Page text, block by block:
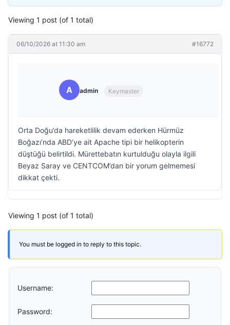
Viewing 1 post (of 1 total)
06/10/2026 at 11:30 am #16772
A admin Keymaster
Orta Doğu’da hareketlilik devam ederken Hürmüz
Boğazı’nda ABD’ye ait Apache tipi bir helikopterin
düştüğü belirtildi. Mürettebatın kurtulduğu olayla ilgili
Beyaz Saray ve CENTCOM’dan bir yorum gelmemesi
dikkat çekti.
Viewing 1 post (of 1 total)
You must be logged in to reply to this topic.
Username:
Password: